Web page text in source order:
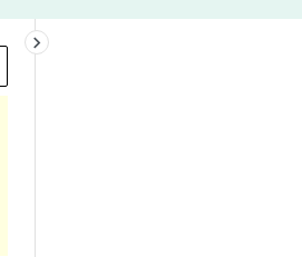
keyboard_arrow_right